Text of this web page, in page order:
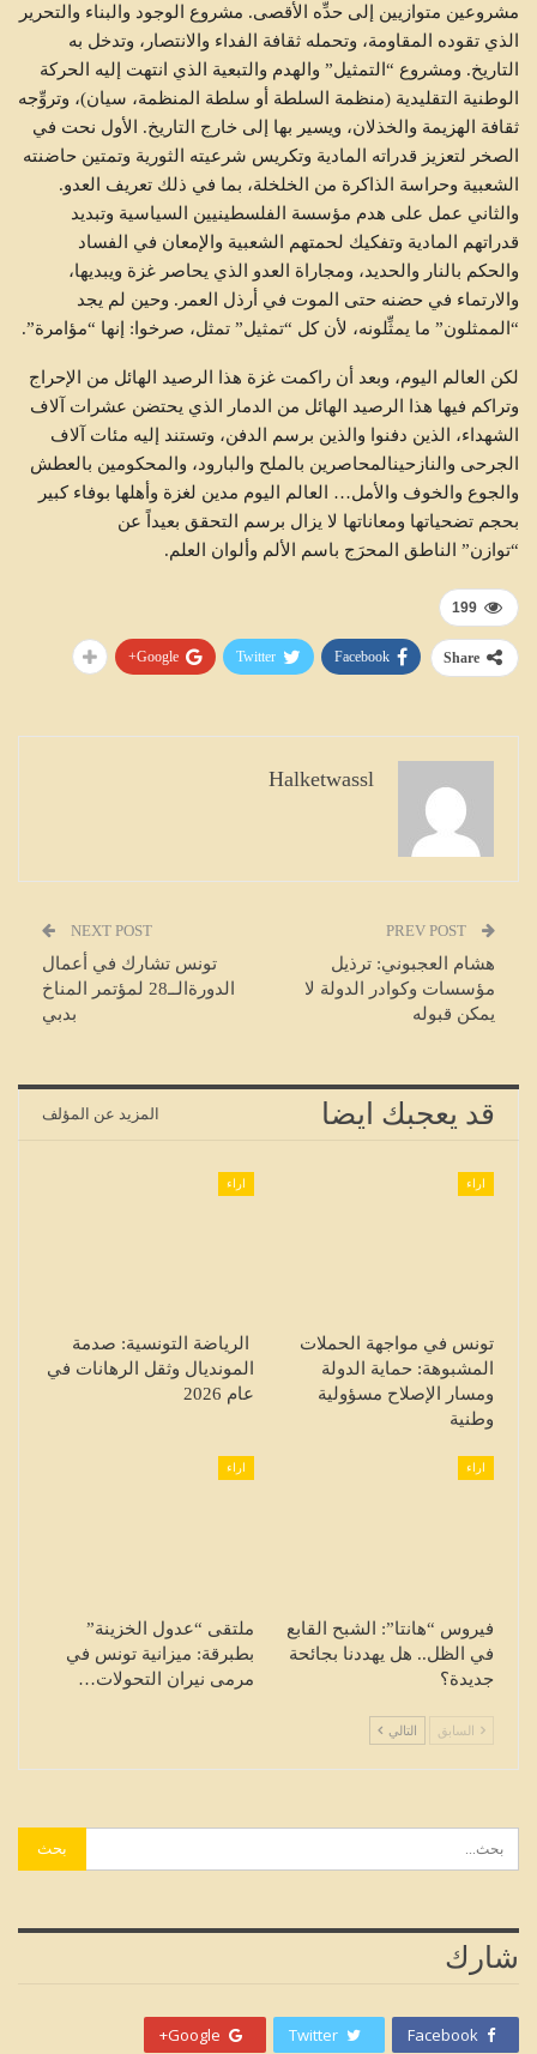
مشروعين متوازيين إلى حدِّه الأقصى. مشروع الوجود والبناء والتحرير
الذي تقوده المقاومة، وتحمله ثقافة الفداء والانتصار، وتدخل به
التاريخ. ومشروع “التمثيل” والهدم والتبعية الذي انتهت إليه الحركة
الوطنية التقليدية (منظمة السلطة أو سلطة المنظمة، سيان)، وتروِّجه
ثقافة الهزيمة والخذلان، ويسير بها إلى خارج التاريخ. الأول نحت في
الصخر لتعزيز قدراته المادية وتكريس شرعيته الثورية وتمتين حاضنته
الشعبية وحراسة الذاكرة من الخلخلة، بما في ذلك تعريف العدو.
والثاني عمل على هدم مؤسسة الفلسطينيين السياسية وتبديد
قدراتهم المادية وتفكيك لحمتهم الشعبية والإمعان في الفساد
والحكم بالنار والحديد، ومجاراة العدو الذي يحاصر غزة ويبديها،
والارتماء في حضنه حتى الموت في أرذل العمر. وحين لم يجد
“الممثلون” ما يمثِّلونه، لأن كل “تمثيل” تمثل، صرخوا: إنها “مؤامرة”.
لكن العالم اليوم، وبعد أن راكمت غزة هذا الرصيد الهائل من الإحراج
وتراكم فيها هذا الرصيد الهائل من الدمار الذي يحتضن عشرات آلاف
الشهداء، الذين دفنوا والذين برسم الدفن، وتستند إليه مئات آلاف
الجرحى والنازحينالمحاصرين بالملح والبارود، والمحكومين بالعطش
والجوع والخوف والأمل… العالم اليوم مدين لغزة وأهلها بوفاء كبير
بحجم تضحياتها ومعاناتها لا يزال برسم التحقق بعيداً عن
“توازن” الناطق المحرَج باسم الألم وألوان العلم.
199
Share
Facebook
Twitter
Google+
Halketwassl
هشام العجبوني: ترذيل
مؤسسات وكوادر الدولة لا
يمكن قبوله
NEXT POST
تونس تشارك في أعمال
الدورةالــ28 لمؤتمر المناخ
بدبي
قد يعجبك ايضا المزيد عن المؤلف
اراء
تونس في مواجهة الحملات
المشبوهة: حماية الدولة
ومسار الإصلاح مسؤولية
وطنية
اراء
الرياضة التونسية: صدمة
المونديال وثقل الرهانات في
عام 2026
اراء
فيروس “هانتا”: الشبح القابع
في الظل.. هل يهددنا بجائحة
جديدة؟
اراء
ملتقى “عدول الخزينة”
بطبرقة: ميزانية تونس في
مرمى نيران التحولات…
السابق التالي
شارك
Facebook
Twitter
Google+